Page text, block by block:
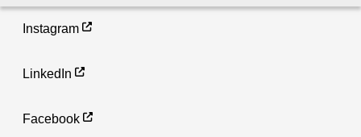
Instagram
LinkedIn
Facebook